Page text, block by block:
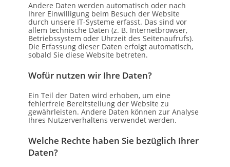
Andere Daten werden automatisch oder nach
Ihrer Einwilligung beim Besuch der Website
durch unsere IT-Systeme erfasst. Das sind vor
allem technische Daten (z. B. Internetbrowser,
Betriebssystem oder Uhrzeit des Seitenaufrufs).
Die Erfassung dieser Daten erfolgt automatisch,
sobald Sie diese Website betreten.
Wofür nutzen wir Ihre Daten?
Ein Teil der Daten wird erhoben, um eine
fehlerfreie Bereitstellung der Website zu
gewährleisten. Andere Daten können zur Analyse
Ihres Nutzerverhaltens verwendet werden.
Welche Rechte haben Sie bezüglich Ihrer
Daten?